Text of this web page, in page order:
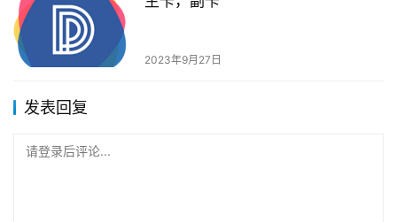
2023年9月27日
发表回复
请登录后评论...